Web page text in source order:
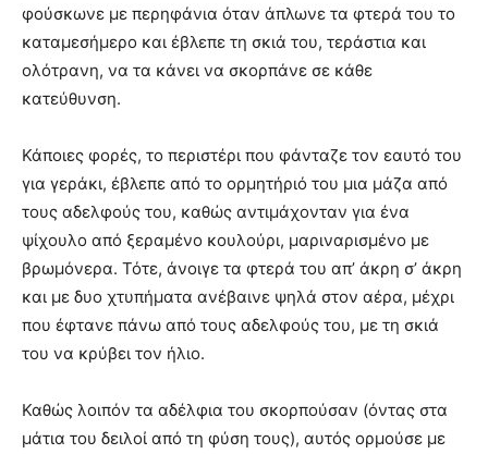
φούσκωνε με περηφάνια όταν άπλωνε τα φτερά του το
καταμεσήμερο και έβλεπε τη σκιά του, τεράστια και
ολότρανη, να τα κάνει να σκορπάνε σε κάθε
κατεύθυνση.
Κάποιες φορές, το περιστέρι που φάνταζε τον εαυτό του
για γεράκι, έβλεπε από το ορμητήριό του μια μάζα από
τους αδελφούς του, καθώς αντιμάχονταν για ένα
ψίχουλο από ξεραμένο κουλούρι, μαριναρισμένο με
βρωμόνερα. Τότε, άνοιγε τα φτερά του απ’ άκρη σ’ άκρη
και με δυο χτυπήματα ανέβαινε ψηλά στον αέρα, μέχρι
που έφτανε πάνω από τους αδελφούς του, με τη σκιά
του να κρύβει τον ήλιο.
Καθώς λοιπόν τα αδέλφια του σκορπούσαν (όντας στα
μάτια του δειλοί από τη φύση τους), αυτός ορμούσε με